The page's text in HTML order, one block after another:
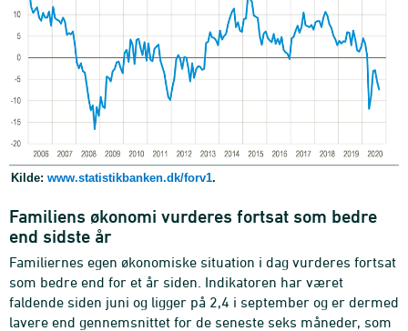
Kilde: www.statistikbanken.dk/forv1.
Familiens økonomi vurderes fortsat som bedre
end sidste år
Familiernes egen økonomiske situation i dag vurderes fortsat
som bedre end for et år siden. Indikatoren har været
faldende siden juni og ligger på 2,4 i september og er dermed
lavere end gennemsnittet for de seneste seks måneder, som